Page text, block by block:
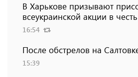
В Харькове призывают
всеукраинской акции в
16:54
После обстрелов на
15:39